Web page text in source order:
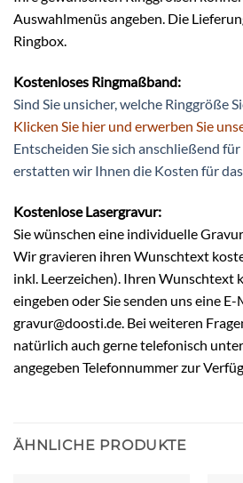
Auswahlmenüs angeben. Die
Ringbox.
Kostenloses Ringmaßband:
Sind Sie unsicher, welche Ringgröße
Klicken Sie hier und erwerben Sie
Entscheiden Sie sich anschließend
erstatten wir Ihnen die Kosten für
Kostenlose Lasergravur:
Sie wünschen eine individuelle
Wir gravieren ihren Wunschtext
inkl. Leerzeichen). Ihren Wunschtext
eingeben oder Sie senden uns eine E-
gravur@doosti.de. Bei weiteren
natürlich auch gerne telefonisch
angegeben Telefonnummer zur
ÄHNLICHE PRODUKTE